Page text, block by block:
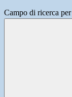
Campo di ricerca